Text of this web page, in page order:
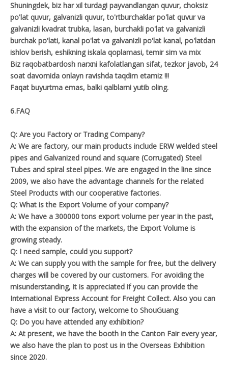
Shuningdek, biz har xil turdagi payvandlangan quvur, choksiz
po'lat quvur, galvanizli quvur, to'rtburchaklar po'lat quvur va
galvanizli kvadrat trubka, lasan, burchakli po'lat va galvanizli
burchak po'lati, kanal po'lat va galvanizli po'lat kanal, po'latdan
ishlov berish, eshikning iskala qoplamasi, temir sim va mix
Biz raqobatbardosh narxni kafolatlangan sifat, tezkor javob, 24
soat davomida onlayn ravishda taqdim etamiz !!!
Faqat buyurtma emas, balki qalblarni yutib oling.
6.FAQ
Q: Are you Factory or Trading Company?
A: We are factory, our main products include ERW welded steel
pipes and Galvanized round and square (Corrugated) Steel
Tubes and spiral steel pipes. We are engaged in the line since
2009, we also have the advantage channels for the related
Steel Products with our cooperative factories.
Q: What is the Export Volume of your company?
A: We have a 300000 tons export volume per year in the past,
with the expansion of the markets, the Export Volume is
growing steady.
Q: I need sample, could you support?
A: We can supply you with the sample for free, but the delivery
charges will be covered by our customers. For avoiding the
misunderstanding, it is appreciated if you can provide the
International Express Account for Freight Collect. Also you can
have a visit to our factory, welcome to ShouGuang
Q: Do you have attended any exhibition?
A: At present, we have the booth in the Canton Fair every year,
we also have the plan to post us in the Overseas Exhibition
since 2020.